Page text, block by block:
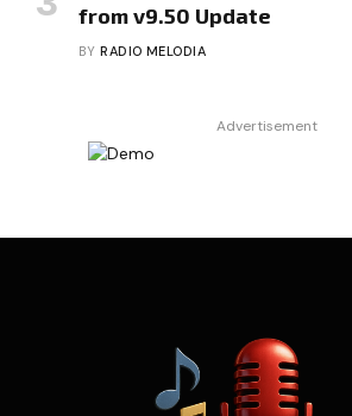
from v9.50 Update
BY RADIO MELODIA
Advertisement